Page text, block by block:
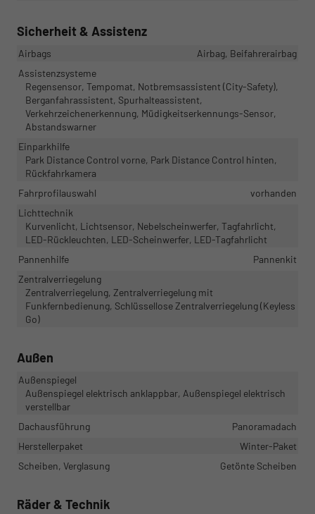
Sicherheit & Assistenz
Airbags
Airbag, Beifahrerairbag
Assistenzsysteme
Regensensor, Tempomat, Notbremsassistent (City-Safety),
Berganfahrassistent, Spurhalteassistent,
Verkehrzeichenerkennung, Müdigkeitserkennungs-Sensor,
Abstandswarner
Einparkhilfe
Park Distance Control vorne, Park Distance Control hinten,
Rückfahrkamera
Fahrprofilauswahl
vorhanden
Lichttechnik
Kurvenlicht, Lichtsensor, Nebelscheinwerfer, Tagfahrlicht,
LED-Rückleuchten, LED-Scheinwerfer, LED-Tagfahrlicht
Pannenhilfe
Pannenkit
Zentralverriegelung
Zentralverriegelung, Zentralverriegelung mit
Funkfernbedienung, Schlüssellose Zentralverriegelung (Keyless
Go)
Außen
Außenspiegel
Außenspiegel elektrisch anklappbar, Außenspiegel elektrisch
verstellbar
Dachausführung
Panoramadach
Herstellerpaket
Winter-Paket
Scheiben, Verglasung
Getönte Scheiben
Räder & Technik